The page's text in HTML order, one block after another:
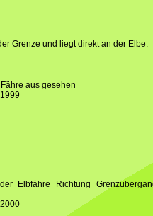
Grenze und liegt direkt an der Elbe.
aus gesehen
Elbfähre Richtung